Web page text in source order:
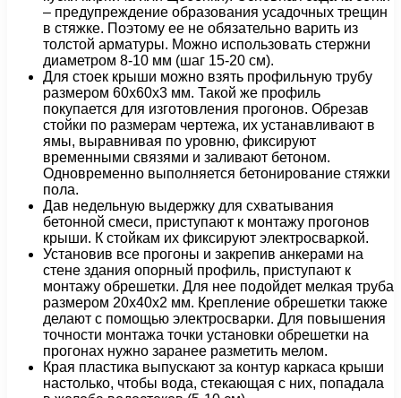
– предупреждение образования усадочных трещин
в стяжке. Поэтому ее не обязательно варить из
толстой арматуры. Можно использовать стержни
диаметром 8-10 мм (шаг 15-20 см).
Для стоек крыши можно взять профильную трубу
размером 60х60х3 мм. Такой же профиль
покупается для изготовления прогонов. Обрезав
стойки по размерам чертежа, их устанавливают в
ямы, выравнивая по уровню, фиксируют
временными связями и заливают бетоном.
Одновременно выполняется бетонирование стяжки
пола.
Дав недельную выдержку для схватывания
бетонной смеси, приступают к монтажу прогонов
крыши. К стойкам их фиксируют электросваркой.
Установив все прогоны и закрепив анкерами на
стене здания опорный профиль, приступают к
монтажу обрешетки. Для нее подойдет мелкая труба
размером 20х40х2 мм. Крепление обрешетки также
делают с помощью электросварки. Для повышения
точности монтажа точки установки обрешетки на
прогонах нужно заранее разметить мелом.
Края пластика выпускают за контур каркаса крыши
настолько, чтобы вода, стекающая с них, попадала